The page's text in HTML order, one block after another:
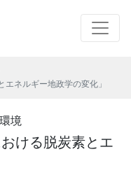
ネルギー地政学の変化」
境
ける脱炭素とエ